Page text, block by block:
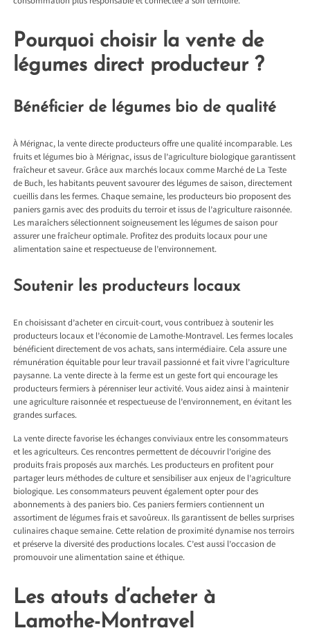
Pourquoi choisir la vente de
légumes direct producteur ?
Bénéficier de légumes bio de qualité
À Mérignac, la vente directe producteurs offre une qualité incomparable. Les
fruits et légumes bio à Mérignac, issus de l’agriculture biologique garantissent
fraîcheur et saveur. Grâce aux marchés locaux comme Marché de La Teste
de Buch, les habitants peuvent savourer des légumes de saison, directement
cueillis dans les fermes. Chaque semaine, les producteurs bio proposent des
paniers garnis avec des produits du terroir et issus de l’agriculture raisonnée.
Les maraîchers sélectionnent soigneusement les légumes de saison pour
assurer une fraîcheur optimale. Profitez des produits locaux pour une
alimentation saine et respectueuse de l’environnement.
Soutenir les producteurs locaux
En choisissant d’acheter en circuit-court, vous contribuez à soutenir les
producteurs locaux et l’économie de Lamothe-Montravel. Les fermes locales
bénéficient directement de vos achats, sans intermédiaire. Cela assure une
rémunération équitable pour leur travail passionné et fait vivre l’agriculture
paysanne. La vente directe à la ferme est un geste fort qui encourage les
producteurs fermiers à pérenniser leur activité. Vous aidez ainsi à maintenir
une agriculture raisonnée et respectueuse de l’environnement, en évitant les
grandes surfaces.
La vente directe favorise les échanges conviviaux entre les consommateurs
et les agriculteurs. Ces rencontres permettent de découvrir l’origine des
produits frais proposés aux marchés. Les producteurs en profitent pour
partager leurs méthodes de culture et sensibiliser aux enjeux de l’agriculture
biologique. Les consommateurs peuvent également opter pour des
abonnements à des paniers bio. Ces paniers fermiers contiennent un
assortiment de légumes frais et savoûreux. Ils garantissent de belles surprises
culinaires chaque semaine. Cette relation de proximité dynamise nos terroirs
et préserve la diversité des productions locales. C’est aussi l’occasion de
promouvoir une alimentation saine et éthique.
Les atouts d’acheter à
Lamothe-Montravel